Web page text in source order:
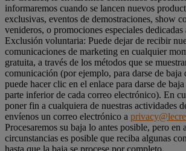
informaremos cuando se lancen nuevos
exclusivas, eventos de demostraciones, show
venideros, o promociones especiales dedicadas
Exclusión voluntaria: Puede dejar de recibir
comunicaciones de marketing en cualquier
gratuita, a través de los métodos que se
comunicación (por ejemplo, para darse de baja
puede hacer clic en el enlace para darse de
parte inferior de cada correo electrónico). En
poner fin a cualquiera de nuestras actividades
envíenos un correo electrónico a
Procesaremos su baja lo antes posible, pero en
circunstancias es posible que reciba algunas
hasta que la baja se procese por completo.